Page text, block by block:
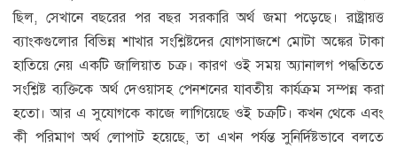
ছিল, সেখানে বছরের পর বছর সরকারি অর্থ জমা পড়েছে। রাষ্ট্রায়ত্ত
ব্যাংকগুলোর বিভিন্ন শাখার সংশ্লিষ্টদের যোগসাজশে মোটা অঙ্কের টাকা
হাতিয়ে নেয় একটি জালিয়াত চক্র। কারণ ওই সময় অ্যানালগ পদ্ধতিতে
সংশ্লিষ্ট ব্যক্তিকে অর্থ দেওয়াসহ পেনশনের যাবতীয় কার্যক্রম সম্পন্ন করা
হতো। আর এ সুযোগকে কাজে লাগিয়েছে ওই চক্রটি। কখন থেকে এবং
কী পরিমাণ অর্থ লোপাট হয়েছে, তা এখন পর্যন্ত সুনির্দিষ্টভাবে বলতে